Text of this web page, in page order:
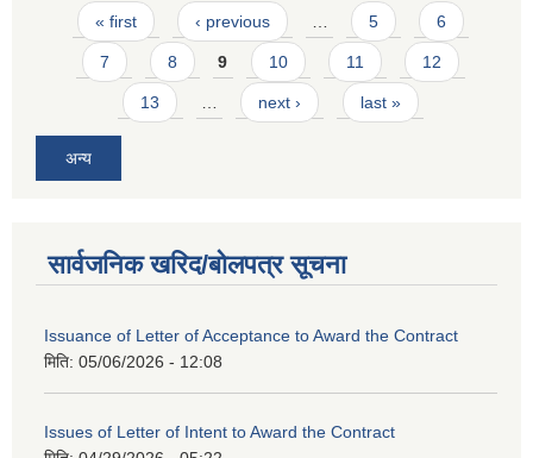
Pages
« first ‹ previous … 5 6
7 8 9 10 11 12
13 … next › last »
अन्य
सार्वजनिक खरिद/बोलपत्र सूचना
Issuance of Letter of Acceptance to Award the Contract
मिति: 05/06/2026 - 12:08
Issues of Letter of Intent to Award the Contract